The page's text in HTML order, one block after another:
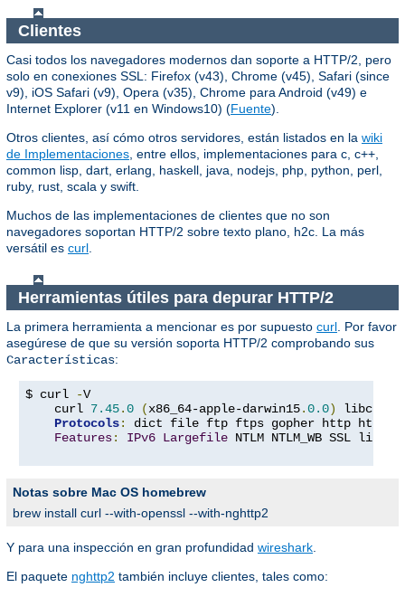
Clientes
Casi todos los navegadores modernos dan soporte a HTTP/2, pero
solo en conexiones SSL: Firefox (v43), Chrome (v45), Safari (since
v9), iOS Safari (v9), Opera (v35), Chrome para Android (v49) e
Internet Explorer (v11 en Windows10) (Fuente).
Otros clientes, así cómo otros servidores, están listados en la wiki
de Implementaciones , entre ellos, implementaciones para c, c++,
common lisp, dart, erlang, haskell, java, nodejs, php, python, perl,
ruby, rust, scala y swift.
Muchos de las implementaciones de clientes que no son
navegadores soportan HTTP/2 sobre texto plano, h2c. La más
versátil es curl
Herramientas útiles para depurar HTTP/2
La primera herramienta a mencionar es por supuesto curl. Por favor
asegúrese de que su versión soporta HTTP/2 comprobando sus
Características:
$ curl -V
    curl
7.45.0 (x86_64-apple-darwin15.0.0) libcurl
Protocols:
dict file ftp ftps gopher http https
Features: IPv6 Largefile NTLM NTLM_WB SSL libz
Notas sobre Mac OS homebrew
brew install curl --with-openssl --with-nghttp2
Y para una inspección en gran profundidad wireshark.
El paquete nghttp2 también incluye clientes, tales como: